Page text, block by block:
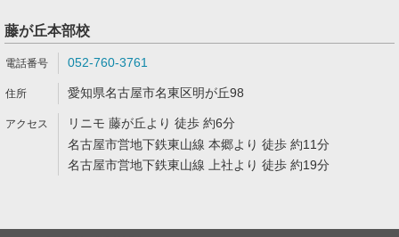
藤が丘本部校
052-760-3761
愛知県名古屋市名東区明が丘98
リニモ 藤が丘より 徒歩 約6分
名古屋市営地下鉄東山線 本郷より 徒歩 約11分
名古屋市営地下鉄東山線 上社より 徒歩 約19分